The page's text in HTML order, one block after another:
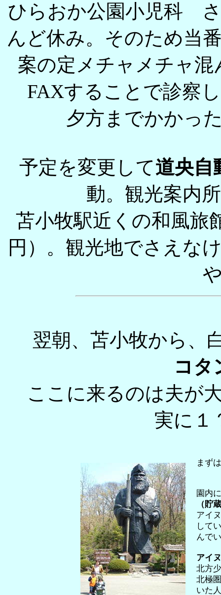
ひらおか公園小児科
んど休み。そのため当
案の定メチャメチャ
FAXすることで診察
夕方までかかっ
予定を変更して道央自
動。観光案内
苫小牧駅近くの和風旅
円）。観光地でさえな
翌朝、苫小牧から、
コタ
ここに来るのは夫が
実に１
まずは
園内
（貯
アイ
して
んで
アイ
北方
北極
いた